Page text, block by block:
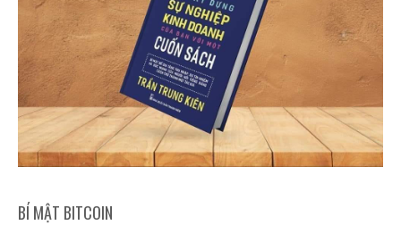
BÍ MẬT BITCOIN